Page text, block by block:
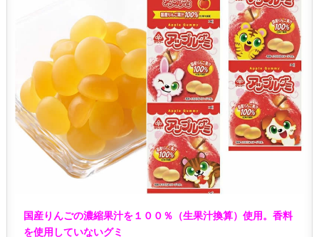
国産りんごの濃縮果汁を１００％（生果汁換算）使用。香料
を使用していないグミ